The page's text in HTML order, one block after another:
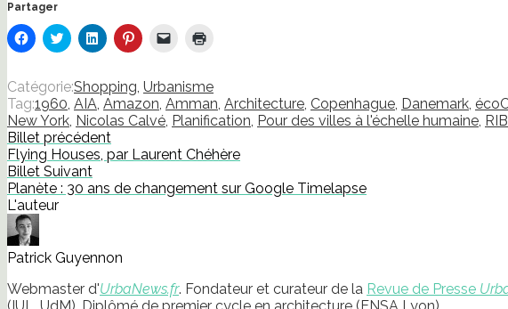
Partager
Cliquez
pour
Facebook(ouvre
dans
une
nouvelle
fenêtre)
Cliquez
pour
Twitter(ouvre
dans
une
nouvelle
fenêtre)
Cliquez
pour
LinkedIn(ouvre
dans
une
nouvelle
fenêtre)
Cliquez
pour
Pinterest(ouvre
dans
une
nouvelle
fenêtre)
Cliquer
pour
lien
par
e-
mail
à
ami(ouvre
dans
nouvelle
fenêtre)
une
nouvelle
fenêtre)
Catégorie:Shopping, Urbanisme
Tag:1960, AIA, Amazon, Amman, Architecture, Copenhague, Danemark,
New York, Nicolas Calvé, Planification, Pour des villes à l'échelle humaine,
Billet précédent
Flying Houses, par Laurent Chéhère
Billet Suivant
Planète : 30 ans de changement sur Google Timelapse
L'auteur
Patrick Guyennon
Webmaster d'UrbaNews.fr. Fondateur et curateur de la Revue de Presse